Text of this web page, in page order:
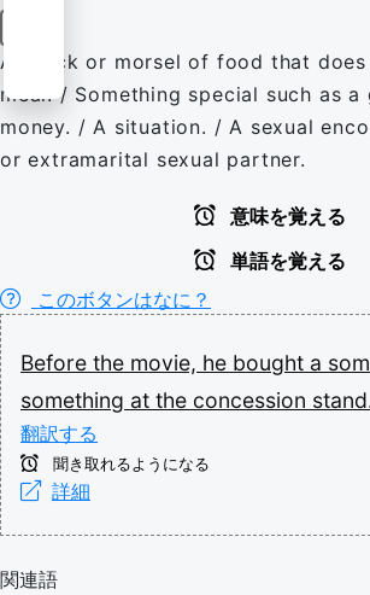
A snack or morsel of food that
meal. / Something special such as
money. / A situation. / A sexual
or extramarital sexual partner.
意味を覚える
単語を覚える
このボタンはなに？
Before the movie, he bought a
something at the concession
翻訳する
聞き取れるようになる
詳細
関連語